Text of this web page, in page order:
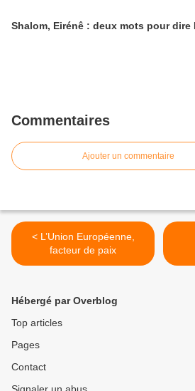
Shalom, Eirénê : deux mots pour dire
Commentaires
Ajouter un commentaire
< L’Union Européenne,
facteur de paix
Hébergé par Overblog
Top articles
Pages
Contact